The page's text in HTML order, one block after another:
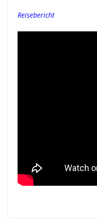
Reisebericht